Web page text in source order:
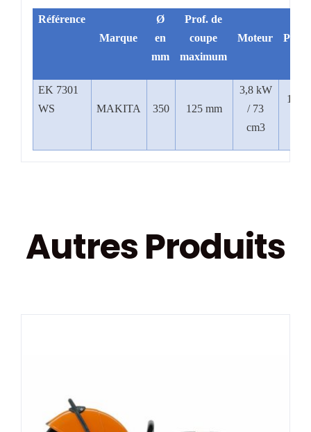
Référence
Marque
Ø
en
mm
Prof. de
coupe
maximum
Moteur Poids
EK 7301
WS
MAKITA 350 125 mm
3,8 kW
/ 73
cm3
10,0
Autres Produits